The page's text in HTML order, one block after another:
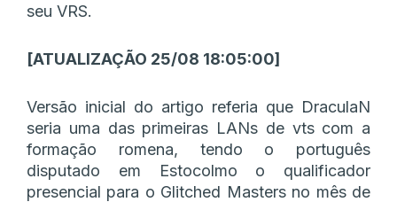
seu VRS.
[ATUALIZAÇÃO 25/08 18:05:00]
Versão inicial do artigo referia que DraculaN
seria uma das primeiras LANs de vts com a
formação romena, tendo o português
disputado em Estocolmo o qualificador
presencial para o Glitched Masters no mês de